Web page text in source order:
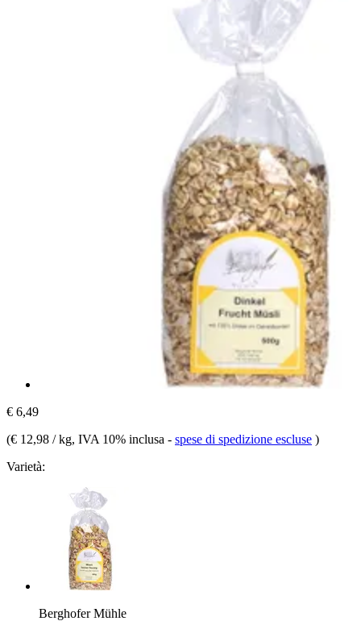
€ 6,49
(€ 12,98 / kg, IVA 10% inclusa - spese di spedizione escluse )
Varietà:
Berghofer Mühle